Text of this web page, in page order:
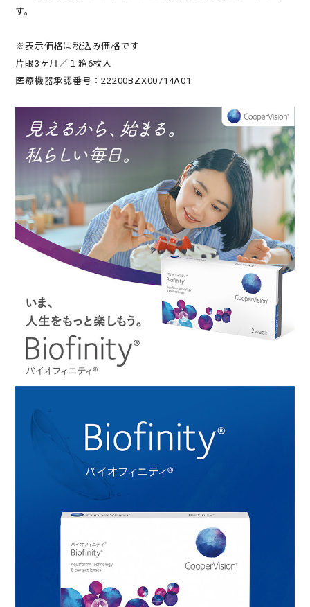
す。
※表示価格は税込み価格です
片眼3ヶ月／１箱6枚入
医療機器承認番号：22200BZX00714A01